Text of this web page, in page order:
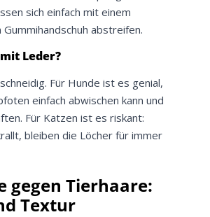
sich einfach mit einem
abstreifen.
Leder?
Für Hunde ist es genial,
einfach abwischen kann und
Für Katzen ist es riskant:
bleiben die Löcher für immer
gegen Tierhaare:
Textur